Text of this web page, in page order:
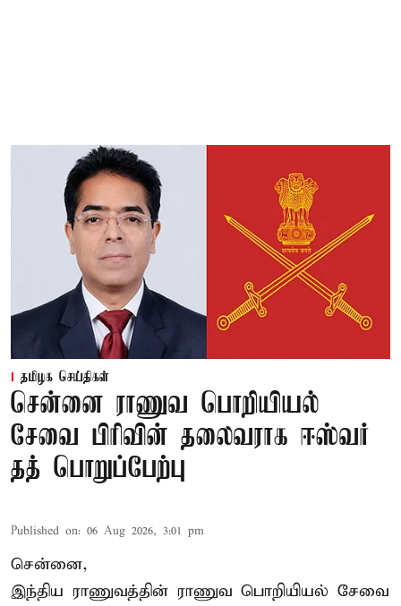
தமிழக செய்திகள்
சென்னை ராணுவ பொறியியல்
சேவை பிரிவின் தலைவராக ஈஸ்வர்
தத் பொறுப்பேற்பு
Published on: 06 Aug 2026, 3:01 pm
சென்னை,
இந்திய ராணுவத்தின் ராணுவ பொறியியல் சேவை